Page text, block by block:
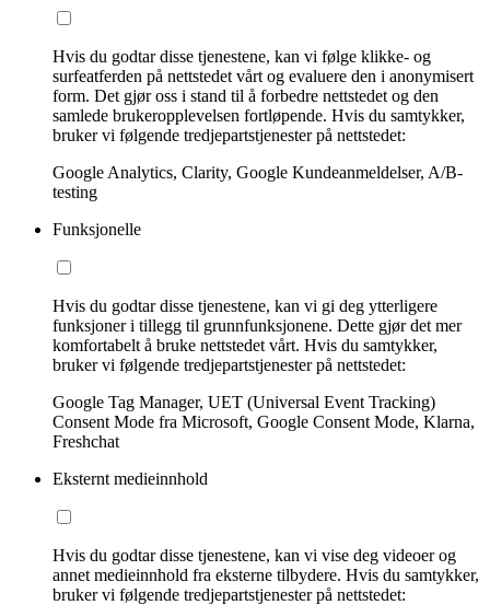
Hvis du godtar disse tjenestene, kan vi følge klikke- og
surfeatferden på nettstedet vårt og evaluere den i anonymisert
form. Det gjør oss i stand til å forbedre nettstedet og den
samlede brukeropplevelsen fortløpende. Hvis du samtykker,
bruker vi følgende tredjepartstjenester på nettstedet:
Google Analytics, Clarity, Google Kundeanmeldelser, A/B-
testing
Funksjonelle
Hvis du godtar disse tjenestene, kan vi gi deg ytterligere
funksjoner i tillegg til grunnfunksjonene. Dette gjør det mer
komfortabelt å bruke nettstedet vårt. Hvis du samtykker,
bruker vi følgende tredjepartstjenester på nettstedet:
Google Tag Manager, UET (Universal Event Tracking)
Consent Mode fra Microsoft, Google Consent Mode, Klarna,
Freshchat
Eksternt medieinnhold
Hvis du godtar disse tjenestene, kan vi vise deg videoer og
annet medieinnhold fra eksterne tilbydere. Hvis du samtykker,
bruker vi følgende tredjepartstjenester på nettstedet: